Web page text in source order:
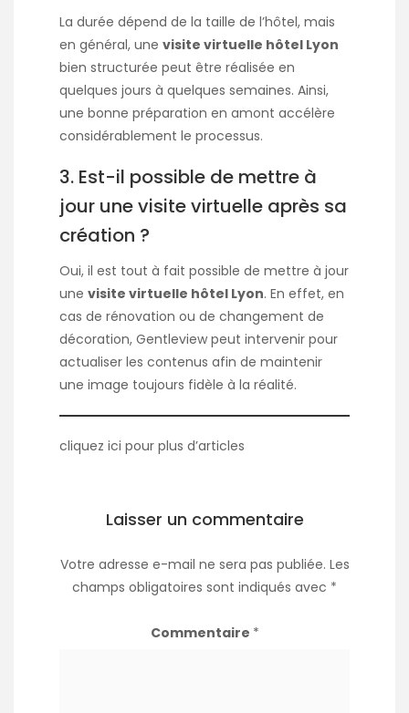
La durée dépend de la taille de l’hôtel, mais
en général, une visite virtuelle hôtel Lyon
bien structurée peut être réalisée en
quelques jours à quelques semaines. Ainsi,
une bonne préparation en amont accélère
considérablement le processus.
3. Est-il possible de mettre à
jour une visite virtuelle après sa
création ?
Oui, il est tout à fait possible de mettre à jour
une visite virtuelle hôtel Lyon. En effet, en
cas de rénovation ou de changement de
décoration, Gentleview peut intervenir pour
actualiser les contenus afin de maintenir
une image toujours fidèle à la réalité.
cliquez ici pour plus d’articles
Laisser un commentaire
Votre adresse e-mail ne sera pas publiée. Les
champs obligatoires sont indiqués avec *
Commentaire *